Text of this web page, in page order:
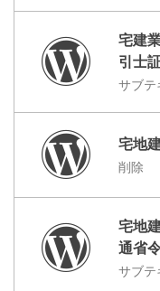
宅建
引士
サブテ
宅地
削除
宅地
通省
サブテ